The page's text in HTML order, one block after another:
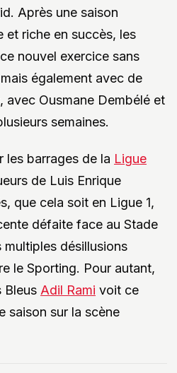
Après une saison
et riche en succès, les
nouvel exercice sans
également avec de
avec Ousmane Dembélé et
semaines.
les barrages de la Ligue
de Luis Enrique
que cela soit en Ligue 1,
défaite face au Stade
multiples désillusions
le Sporting. Pour autant,
Bleus Adil Rami voit ce
saison sur la scène